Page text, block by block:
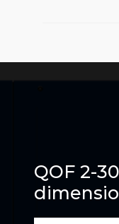
QOF 2-